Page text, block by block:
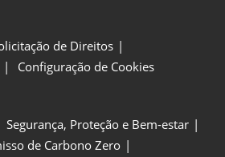
de Direitos
Configuração de Cookies
Segurança, Proteção e Bem-estar
de Carbono Zero